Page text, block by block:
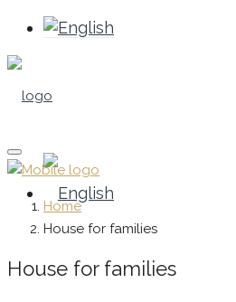
Home
House for families
House for families